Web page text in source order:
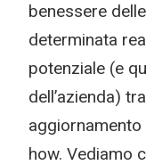
benessere
determinata
potenziale (e
dell’azienda)
aggiornamento
how. Vediamo